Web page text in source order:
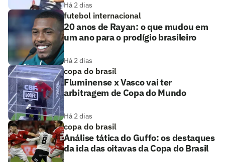
Há 2 dias
futebol internacional
20 anos de Rayan: o que mudou em
um ano para o prodígio brasileiro
Há 2 dias
copa do brasil
Fluminense x Vasco vai ter
arbitragem de Copa do Mundo
Há 2 dias
copa do brasil
Análise tática do Guffo: os destaques
da ida das oitavas da Copa do Brasil